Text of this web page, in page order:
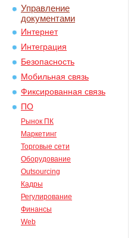
Управление
документами
Интернет
Интеграция
Безопасность
Мобильная связь
Фиксированная связь
ПО
Рынок ПК
Маркетинг
Торговые сети
Оборудование
Outsourcing
Кадры
Регулирование
Финансы
Web